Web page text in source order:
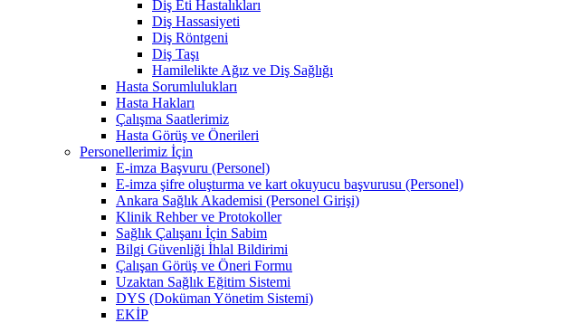
Diş Eti Hastalıkları
Diş Hassasiyeti
Diş Röntgeni
Diş Taşı
Hamilelikte Ağız ve Diş Sağlığı
Hasta Sorumlulukları
Hasta Hakları
Çalışma Saatlerimiz
Hasta Görüş ve Önerileri
Personellerimiz İçin
E-imza Başvuru (Personel)
E-imza şifre oluşturma ve kart okuyucu başvurusu (Personel)
Ankara Sağlık Akademisi (Personel Girişi)
Klinik Rehber ve Protokoller
Sağlık Çalışanı İçin Sabim
Bilgi Güvenliği İhlal Bildirimi
Çalışan Görüş ve Öneri Formu
Uzaktan Sağlık Eğitim Sistemi
DYS (Doküman Yönetim Sistemi)
EKİP